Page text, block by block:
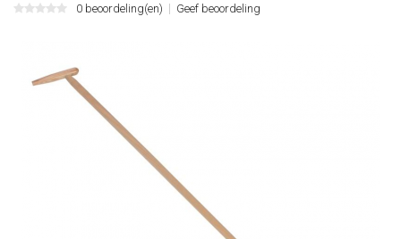
0 beoordeling(en) Geef beoordeling